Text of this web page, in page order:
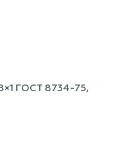
ГОСТ 8734-75,